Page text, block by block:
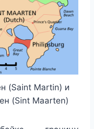
(Saint Martin) и
(Sint Maarten)